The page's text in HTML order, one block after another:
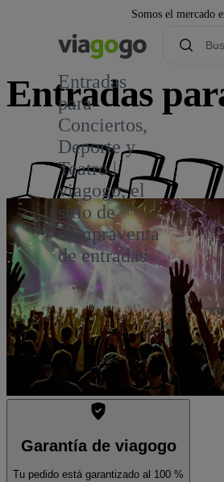
Somos el mercado
Entradas
para
Conciertos,
Deporte y
Teatro |
viagogo, el
sitio de
compraventa
de entradas
Entradas
Garantía de viagogo
Tu pedido está garantizado al 100 %